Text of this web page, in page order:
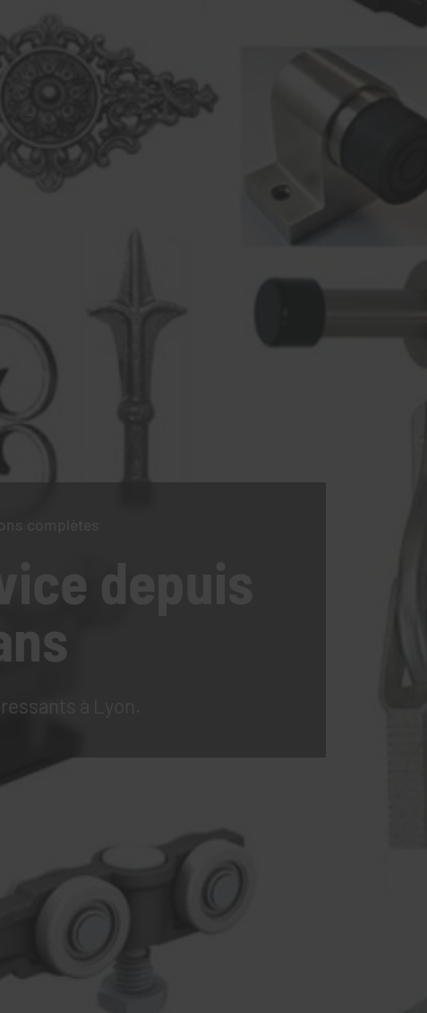
complètes
depuis
à Lyon.